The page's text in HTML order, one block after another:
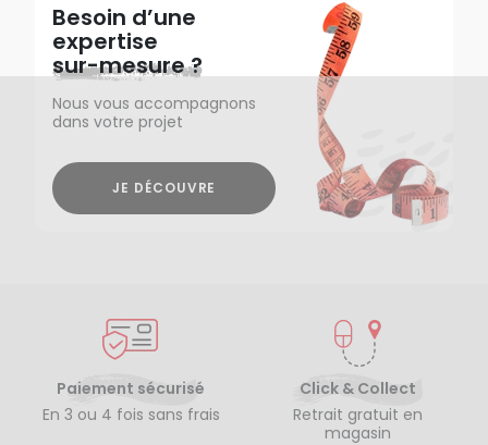
Besoin d’une
expertise
sur-mesure ?
Nous vous accompagnons
dans votre projet
JE DÉCOUVRE
Paiement sécurisé
En 3 ou 4 fois sans frais
Click & Collect
Retrait gratuit en
magasin